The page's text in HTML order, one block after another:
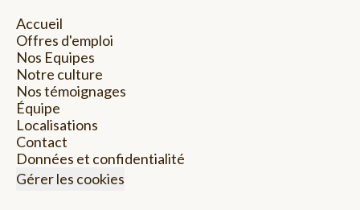
Accueil
Offres d'emploi
Nos Equipes
Notre culture
Nos témoignages
Équipe
Localisations
Contact
Données et confidentialité
Gérer les cookies